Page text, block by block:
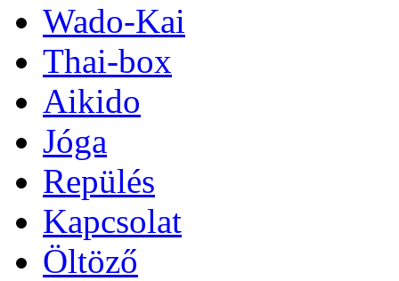
Wado-Kai
Thai-box
Aikido
Jóga
Repülés
Kapcsolat
Öltöző